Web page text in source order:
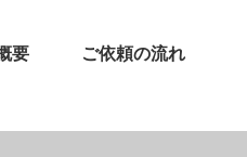
要 ご依頼の流れ